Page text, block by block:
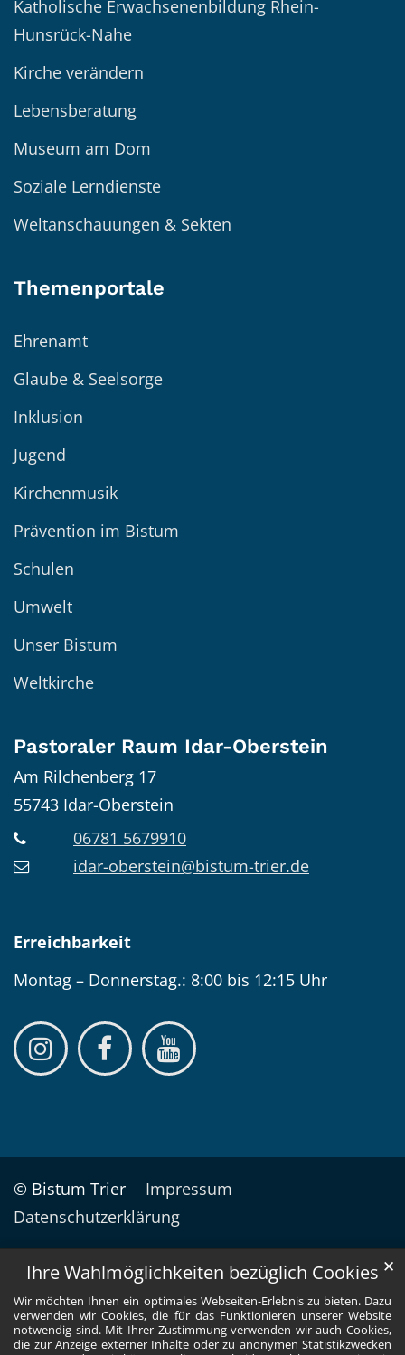
Ihre Wahlmöglichkeiten bezüglich Cookies
Wir möchten Ihnen ein optimales Webseiten-Erlebnis zu bieten. Dazu
verwenden wir Cookies, die für das Funktionieren unserer Website
notwendig sind. Mit Ihrer Zustimmung verwenden wir auch Cookies,
die zur Anzeige externer Inhalte oder zu anonymen Statistikzwecken
✕
Katholische Erwachsenenbildung Rhein-
Hunsrück-Nahe
Kirche verändern
Lebensberatung
Museum am Dom
Soziale Lerndienste
Weltanschauungen & Sekten
Themenportale
Ehrenamt
Glaube & Seelsorge
Inklusion
Jugend
Kirchenmusik
Prävention im Bistum
Schulen
Umwelt
Unser Bistum
Weltkirche
Pastoraler Raum Idar-Oberstein
Am Rilchenberg 17
55743 Idar-Oberstein
06781 5679910
idar-oberstein@bistum-trier.de
Erreichbarkeit
Montag – Donnerstag.: 8:00 bis 12:15 Uhr
© Bistum Trier
Impressum
Datenschutzerklärung